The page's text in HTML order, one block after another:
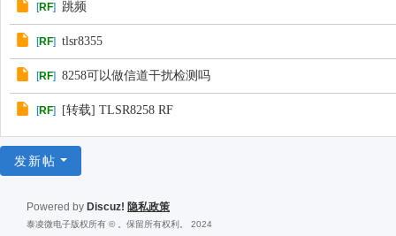
[RF] 跳频
[RF] tlsr8355
[RF] 8258可以做信道干扰检测吗
[RF] [转载] TLSR8258 RF
发新帖
Powered by Discuz! 隐私政策
泰凌微电子版权所有 © 。保留所有权利。 2024